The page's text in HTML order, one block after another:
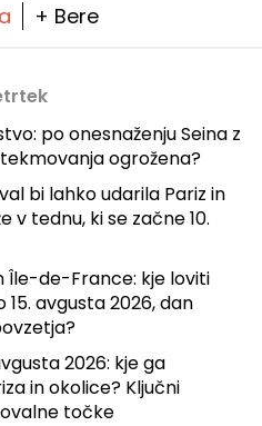
+ Bere
po onesnaženju Seina z
ogrožena?
bi lahko udarila Pariz in
v tednu, ki se začne 10.
Île-de-France: kje loviti
avgusta 2026, dan
2026: kje ga
in okolice? Ključni
točke